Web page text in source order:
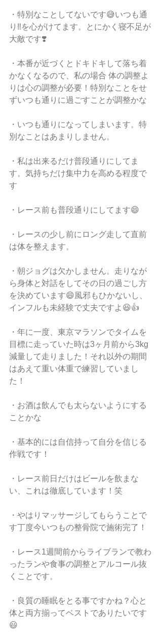
・特別なことしてないです😅いつも通
り‼️を心がけてます。とにかく寝不足が
大敵です❣️
・本番が近づくとドキドキして落ち着
かなくなるので、私の場合 体の調整よ
りは心の調整が必要！特別なことをせ
ずいつも通りに過ごすことが調整かな
・いつも通りになってしまいます。特
別なことはあまりしません。
・私は出来るだけ普段通りにしてま
す。気持ちだけ集中力を高める程度で
す
・レース前も普段通りにしてます😄
・レースの少し前にロング走して直前
は体を整えます。
・朝ジョグは欠かしません。走りなが
ら身体と対話をしてその日の過ごし方
を決めています😄風邪もひかないし、
インフルも未経験で丈夫ですよ😆👍
・年に一度、東京マラソンでタイムを
目標に走っていた時は3ヶ月前から3kg
減量して走りました！それ以外の期間
はあえて重い体重で練習していまし
た！
・お酒は飲んでも太らないようにする
ことかな
・基本的には自信持って自分を信じる
作戦です！
・レース前日だけはビールを飲まな
い、これは徹底しています！笑
・やはりマッサージしてもらうことで
す丁度今いつもの整骨院で施術完了！
・レース1週間前からライブランで教わ
ったランや食事の調整とアルコール抜
くことです。
・良質の睡眠をとる事ですかね？心と
体と両方揃ってベストでありたいです
😃